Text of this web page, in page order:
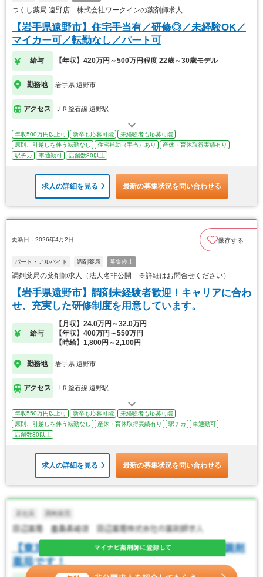
つくし薬局 遠野店 株式会社ワークインの薬剤師求人
【岩手県遠野市】住宅手当有／研修◎／未経験OK／
マイカー可／転勤なし／パート可
給与 【年収】420万円～500万円程度 22歳～30歳モデル
勤務地 岩手県 遠野市
アクセス ＪＲ釜石線 遠野駅
年収500万円以上可 新卒も応募可能
未経験者も応募可能
原則、引越しを伴う転勤なし
住宅補助（手当）あり
産休・育休取得実績有り
駅チカ
車通勤可 店舗数30以上
求人の詳細を見る 最新の募集状況を問い合わせる
更新日：2026年4月2日 保存する
パート・アルバイト 調剤薬局 募集停止
調剤薬局の薬剤師求人（法人名非公開 ※詳細はお問合せください）
【岩手県遠野市】調剤未経験者歓迎！キャリアに合わ
せ、充実した研修制度を用意しています。
給与
【月収】24.0万円～32.0万円
【年収】400万円～550万円
【時給】1,800円～2,100円
勤務地 岩手県 遠野市
アクセス ＪＲ釜石線 遠野駅
年収550万円以上可 新卒も応募可能
未経験者も応募可能
原則、引越しを伴う転勤なし
産休・育休取得実績有り 駅チカ
車通勤可
店舗数30以上
求人の詳細を見る 最新の募集状況を問い合わせる